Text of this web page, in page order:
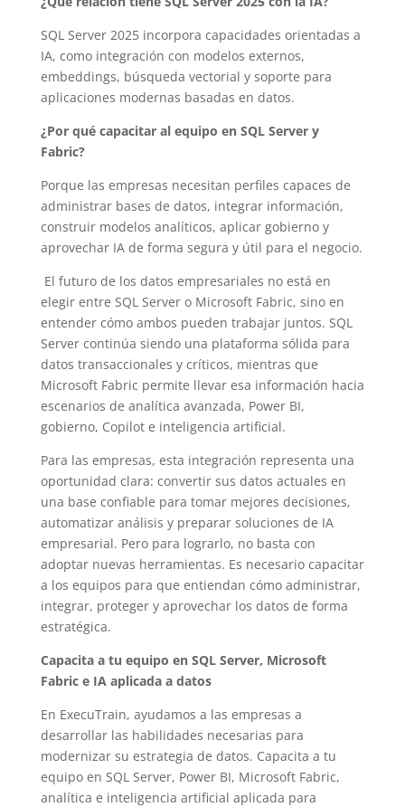
SQL Server 2025 incorpora capacidades orientadas a
IA, como integración con modelos externos,
embeddings, búsqueda vectorial y soporte para
aplicaciones modernas basadas en datos.
¿Por qué capacitar al equipo en SQL Server y
Fabric?
Porque las empresas necesitan perfiles capaces de
administrar bases de datos, integrar información,
construir modelos analíticos, aplicar gobierno y
aprovechar IA de forma segura y útil para el negocio.
El futuro de los datos empresariales no está en
elegir entre SQL Server o Microsoft Fabric, sino en
entender cómo ambos pueden trabajar juntos. SQL
Server continúa siendo una plataforma sólida para
datos transaccionales y críticos, mientras que
Microsoft Fabric permite llevar esa información hacia
escenarios de analítica avanzada, Power BI,
gobierno, Copilot e inteligencia artificial.
Para las empresas, esta integración representa una
oportunidad clara: convertir sus datos actuales en
una base confiable para tomar mejores decisiones,
automatizar análisis y preparar soluciones de IA
empresarial. Pero para lograrlo, no basta con
adoptar nuevas herramientas. Es necesario capacitar
a los equipos para que entiendan cómo administrar,
integrar, proteger y aprovechar los datos de forma
estratégica.
Capacita a tu equipo en SQL Server, Microsoft
Fabric e IA aplicada a datos
En ExecuTrain, ayudamos a las empresas a
desarrollar las habilidades necesarias para
modernizar su estrategia de datos. Capacita a tu
equipo en SQL Server, Power BI, Microsoft Fabric,
analítica e inteligencia artificial aplicada para